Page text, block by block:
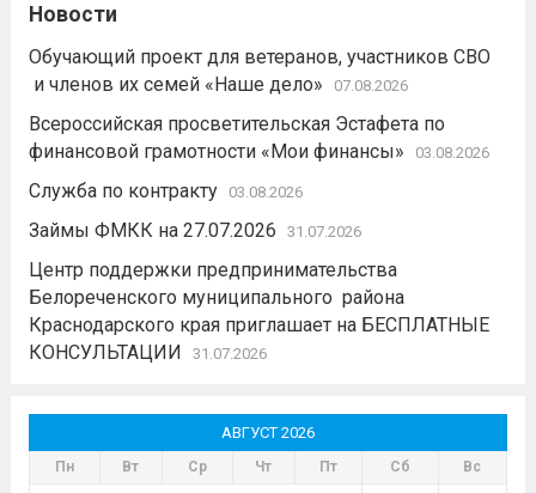
Новости
Обучающий проект для ветеранов, участников СВО
и членов их семей «Наше дело»
07.08.2026
Всероссийская просветительская Эстафета по
финансовой грамотности «Мои финансы»
03.08.2026
Служба по контракту 03.08.2026
Займы ФМКК на 27.07.2026 31.07.2026
Центр поддержки предпринимательства
Белореченского муниципального района
Краснодарского края приглашает на БЕСПЛАТНЫЕ
КОНСУЛЬТАЦИИ
31.07.2026
АВГУСТ 2026
Пн Вт Ср Чт Пт Сб Вс